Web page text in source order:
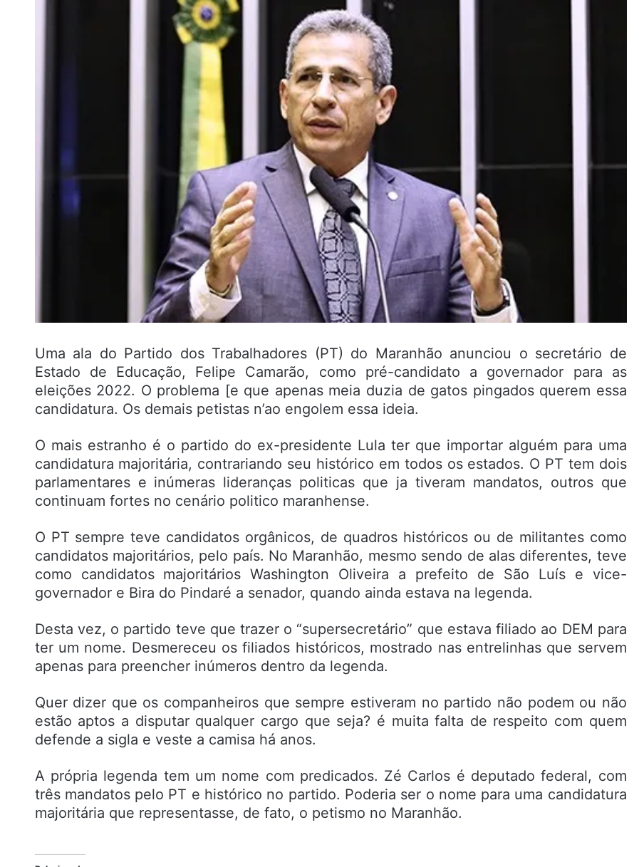
Uma ala do Partido dos Trabalhadores (PT) do Maranhão anunciou o secretário de
Estado de Educação, Felipe Camarão, como pré-candidato a governador para as
eleições 2022. O problema [e que apenas meia duzia de gatos pingados querem essa
candidatura. Os demais petistas n’ao engolem essa ideia.
O mais estranho é o partido do ex-presidente Lula ter que importar alguém para uma
candidatura majoritária, contrariando seu histórico em todos os estados. O PT tem dois
parlamentares e inúmeras lideranças politicas que ja tiveram mandatos, outros que
continuam fortes no cenário politico maranhense.
O PT sempre teve candidatos orgânicos, de quadros históricos ou de militantes como
candidatos majoritários, pelo país. No Maranhão, mesmo sendo de alas diferentes, teve
como candidatos majoritários Washington Oliveira a prefeito de São Luís e vice-
governador e Bira do Pindaré a senador, quando ainda estava na legenda.
Desta vez, o partido teve que trazer o “supersecretário” que estava filiado ao DEM para
ter um nome. Desmereceu os filiados históricos, mostrado nas entrelinhas que servem
apenas para preencher inúmeros dentro da legenda.
Quer dizer que os companheiros que sempre estiveram no partido não podem ou não
estão aptos a disputar qualquer cargo que seja? é muita falta de respeito com quem
defende a sigla e veste a camisa há anos.
A própria legenda tem um nome com predicados. Zé Carlos é deputado federal, com
três mandatos pelo PT e histórico no partido. Poderia ser o nome para uma candidatura
majoritária que representasse, de fato, o petismo no Maranhão.